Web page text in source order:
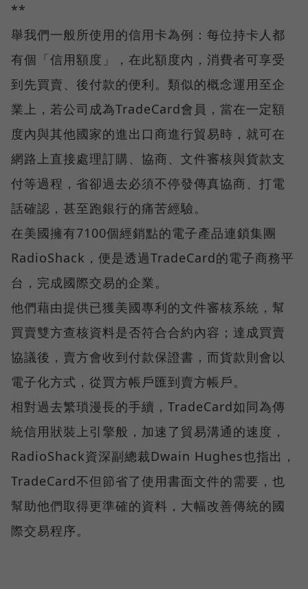
**
舉我們一般所使用的信用卡為例：每位持卡人都
有個「信用額度」，在此額度內，消費者可享受
到先買賣、後付款的便利。類似的概念運用至企
業上，若公司成為TradeCard會員，當在一定額
度內與其他國家的進出口商進行貿易時，就可在
網路上直接處理訂購、協商、文件審核與貨款支
付等過程，省卻過去必須不停發傳真協商、打電
話確認，甚至跑銀行的痛苦經驗。
在美國擁有7100個經銷點的電子產品連鎖集團
RadioShack，便是透過TradeCard的電子商務平
台，完成國際交易的企業。
他們藉由提供已獲美國專利的文件審核系統，幫
買賣雙方查核資料是否符合合約內容；達成買賣
協議後，賣方會收到付款保證書，而貨款則會以
電子化方式，從買方帳戶匯到賣方帳戶。
相對過去繁瑣漫長的手續，TradeCard如同為傳
統信用狀裝上引擎般，加速了貿易溝通的速度，
RadioShack資深副總裁Dwain Hughes也指出，
TradeCard不但節省了使用書面文件的需要，也
幫助他們取得更準確的資料，大幅改善傳統的國
際交易程序。